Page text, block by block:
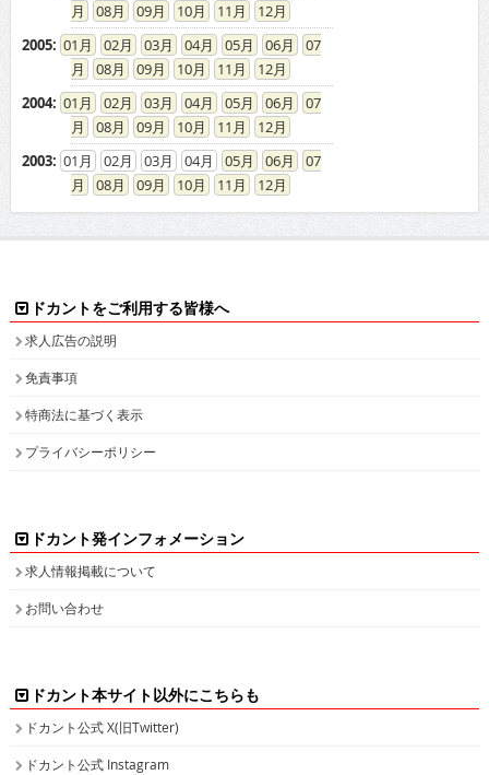
08
09 10 11
12
2005: 01 02 03 04 05 06
07
08
09 10 11
12
2004: 01 02 03 04 05 06
07
08
09 10 11
12
2003: 01 02 03 04 05 06
07
08
09 10 11 12
ドカントをご利用する皆様へ
求人広告の説明
免責事項
特商法に基づく表示
プライバシーポリシー
ドカント発インフォメーション
求人情報掲載について
お問い合わせ
ドカント本サイト以外にこちらも
ドカント公式 X(旧Twitter)
ドカント公式 Instagram